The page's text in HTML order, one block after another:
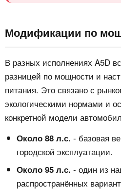
Модификации по
В разных исполнениях A5D
разницей по мощности и
питания. Это связано с
экологическими нормами и
конкретной модели
Около 88 л.с. - базовая
городской эксплуатации.
Около 95 л.с. - один из
распространённых